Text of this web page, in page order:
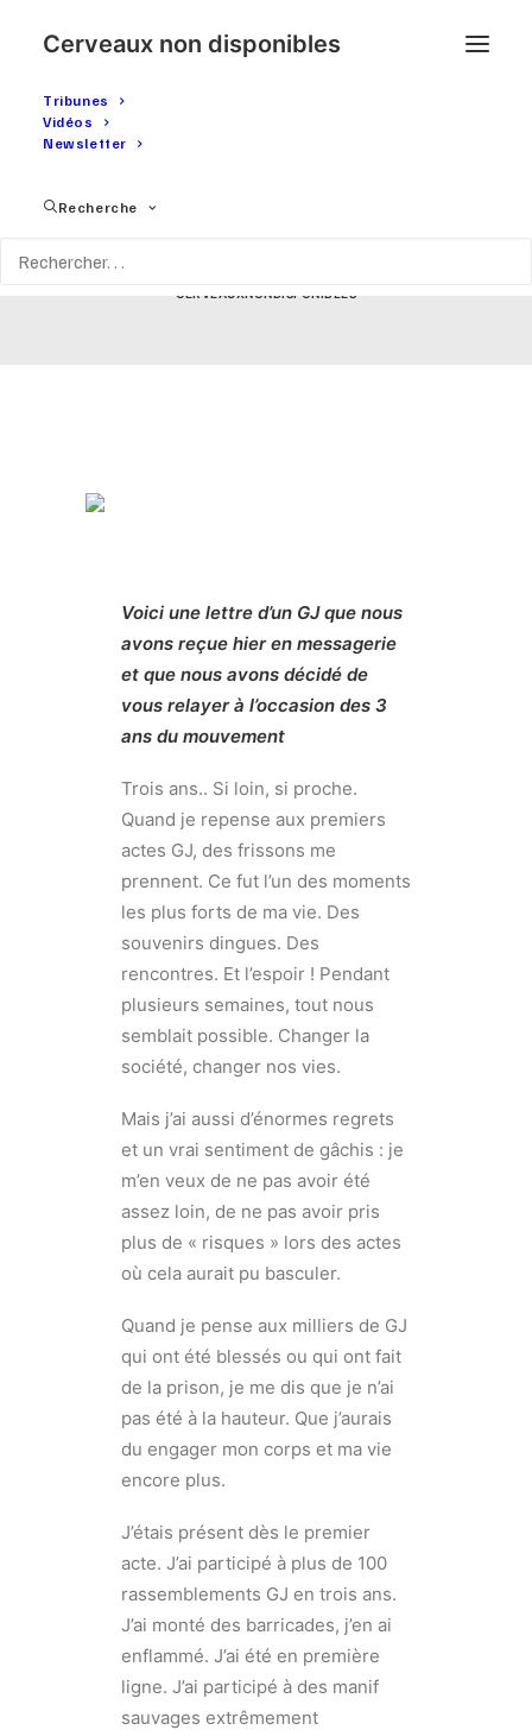
Cerveaux non disponibles
Tribunes
Vidéos
Newsletter
Recherche
CERVEAUXNONDISPONIBLES
Voici une lettre d’un GJ que nous
avons reçue hier en messagerie
et que nous avons décidé de
vous relayer à l’occasion des 3
ans du mouvement
Trois ans.. Si loin, si proche.
Quand je repense aux premiers
actes GJ, des frissons me
prennent. Ce fut l’un des moments
les plus forts de ma vie. Des
souvenirs dingues. Des
rencontres. Et l’espoir ! Pendant
plusieurs semaines, tout nous
semblait possible. Changer la
société, changer nos vies.
Mais j’ai aussi d’énormes regrets
et un vrai sentiment de gâchis : je
m’en veux de ne pas avoir été
assez loin, de ne pas avoir pris
plus de « risques » lors des actes
où cela aurait pu basculer.
Quand je pense aux milliers de GJ
qui ont été blessés ou qui ont fait
de la prison, je me dis que je n’ai
pas été à la hauteur. Que j’aurais
du engager mon corps et ma vie
encore plus.
J’étais présent dès le premier
acte. J’ai participé à plus de 100
rassemblements GJ en trois ans.
J’ai monté des barricades, j’en ai
enflammé. J’ai été en première
ligne. J’ai participé à des manif
sauvages extrêmement